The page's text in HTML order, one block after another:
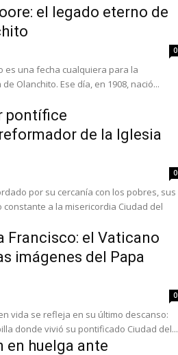
el legado eterno de
0
es una fecha cualquiera para la
Olanchito. Ese día, en 1908, nació...
pontífice
de la Iglesia
0
por su cercanía con los pobres, sus
a la misericordia Ciudad del
Francisco: el Vaticano
imágenes del Papa
0
vida se refleja en su último descanso:
sin catafalco, en la humilde capilla donde vivió su pontificado Ciudad del...
en huelga ante